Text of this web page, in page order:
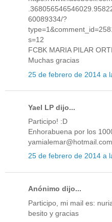
60089334/?
s=12
FCBK MARIA PILAR
Muchas gracias
25 de febrero de 2014 a
Yael LP dijo...
Participo! :D
Enhorabuena por los
yamialemar@hotmail.com
25 de febrero de 2014 a
Anónimo dijo...
Participo, mi mail es:
besito y gracias